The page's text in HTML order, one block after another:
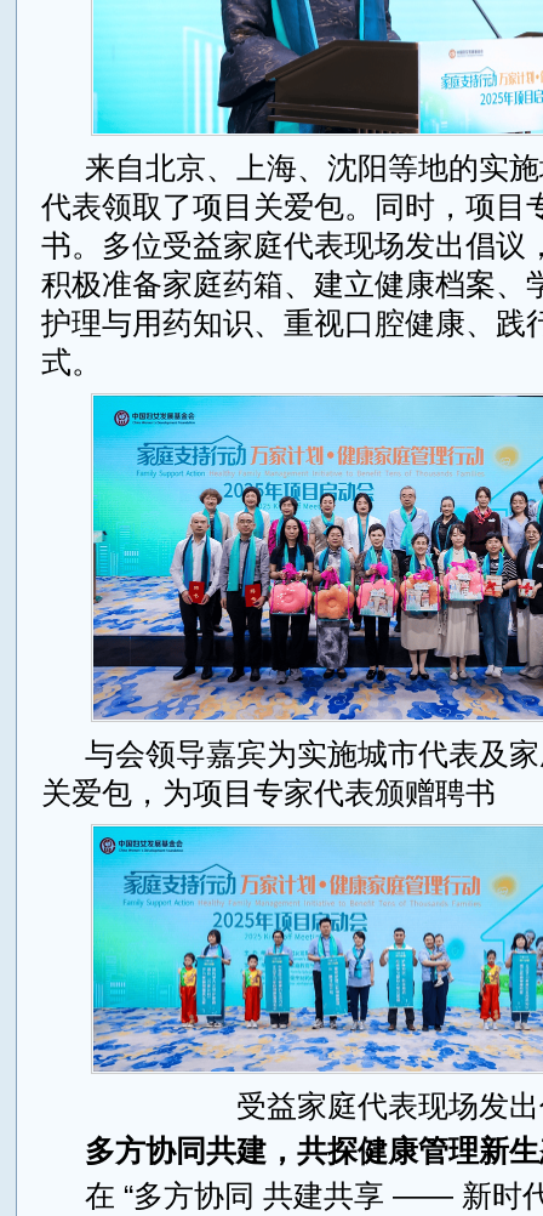
来自北京、上海、沈阳等地的实
代表领取了项目关爱包。同时，项目
书。多位受益家庭代表现场发出倡议
积极准备家庭药箱、建立健康档案、
护理与用药知识、重视口腔健康、践
式。
与会领导嘉宾为实施城市代表及
关爱包，为项目专家代表颁赠聘书
受益家庭代表现场发
多方协同共建，共探健康管理新
在 “多方协同 共建共享 —— 新时